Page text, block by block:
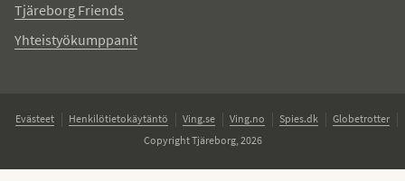
Tjäreborg Friends
Yhteistyökumppanit
Evästeet Henkilötietokäytäntö Ving.se Ving.no Spies.dk
Globetrotter
Copyright Tjäreborg, 2026